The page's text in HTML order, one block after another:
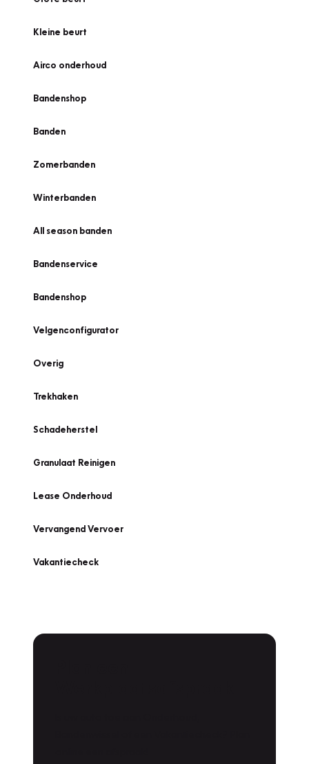
Kleine beurt
Airco onderhoud
Bandenshop
Banden
Zomerbanden
Winterbanden
All season banden
Bandenservice
Bandenshop
Velgenconfigurator
Overig
Trekhaken
Schadeherstel
Granulaat Reinigen
Lease Onderhoud
Vervangend Vervoer
Vakantiecheck